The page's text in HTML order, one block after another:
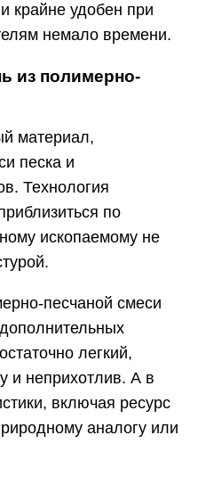
крайне удобен при
немало времени.
из полимерно-
материал,
песка и
Технология
по
ископаемому не
песчаной смеси
легкий,
и неприхотлив. А в
включая ресурс
аналогу или